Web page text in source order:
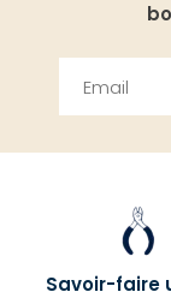
Savoir-faire